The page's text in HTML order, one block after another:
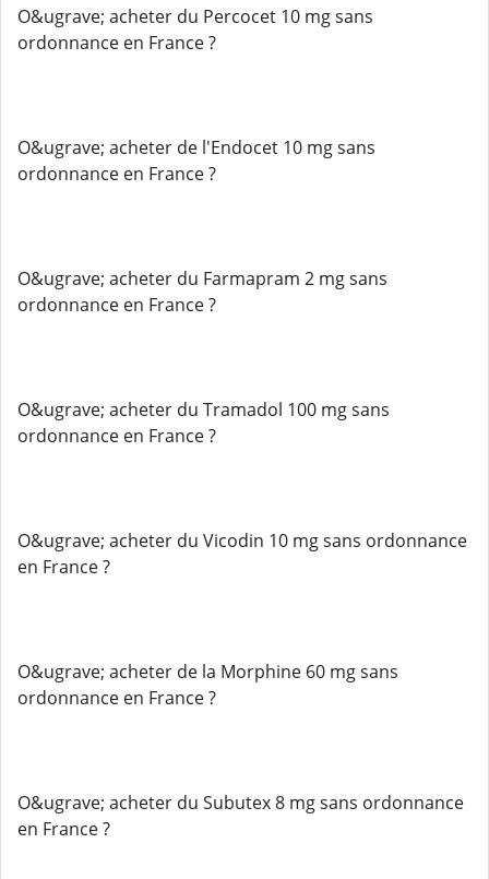
O&ugrave; acheter du Percocet 10 mg sans
ordonnance en France ?
O&ugrave; acheter de l'Endocet 10 mg sans
ordonnance en France ?
O&ugrave; acheter du Farmapram 2 mg sans
ordonnance en France ?
O&ugrave; acheter du Tramadol 100 mg sans
ordonnance en France ?
O&ugrave; acheter du Vicodin 10 mg sans ordonnance
en France ?
O&ugrave; acheter de la Morphine 60 mg sans
ordonnance en France ?
O&ugrave; acheter du Subutex 8 mg sans ordonnance
en France ?